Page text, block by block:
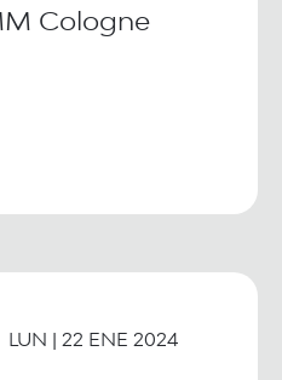
Cologne
LUN | 22 ENE 2024